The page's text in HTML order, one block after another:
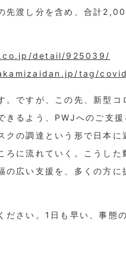
先渡し分を含め、合計
detail/925039/
tag/
ですが、この先、新型コ
るよう、PWJへのご支
の調達という形で日本
に流れていく。こうした
広い支援を、多くの方
さい。1日も早い、事態